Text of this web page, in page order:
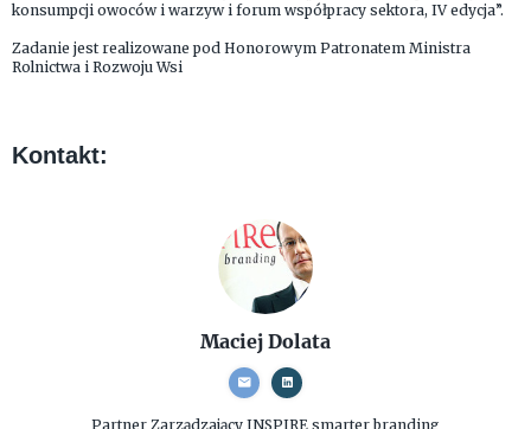
konsumpcji owoców i warzyw i forum współpracy sektora, IV edycja”.
Zadanie jest realizowane pod Honorowym Patronatem Ministra
Rolnictwa i Rozwoju Wsi
Kontakt:
Maciej Dolata
Partner Zarządzający INSPIRE smarter branding